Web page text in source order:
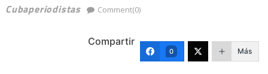
Cubaperiodistas
Comment(0)
Compartir
0 Más